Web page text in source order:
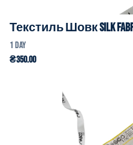
Текстиль Шовк Silk